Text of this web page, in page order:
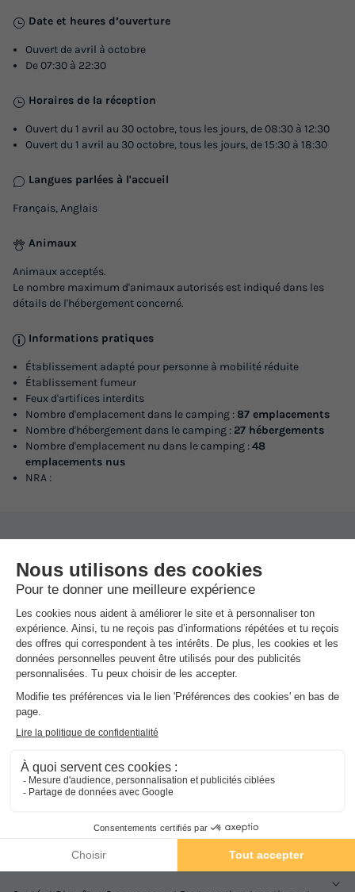
Date et heures d’ouverture
Ouvert de avril à octobre
De 07:30 à 22:30
Horaires de la réception
Ouvert du 1 avril au 30 octobre, tous les jours, de 08:30 à 12:30
Ouvert du 1 avril au 30 octobre, tous les jours, de 15:30 à 18:30
Langues parlées à l'accueil
Français, Anglais
Animaux
Animaux acceptés.
Le nombre maximum d'animaux autorisés est indiqué dans les
détails de l'hébergement concerné.
Informations pratiques
Établissement adapté pour personne à mobilité réduite
Établissement fumeur
Feux d'artifices interdits
Nombre d'emplacement dans le camping :87 emplacements
Nombre d'hébergement dans le camping : 27 hébergements
Nombre d'emplacement nu dans le camping :48
emplacements nus
NRA :
à titre indicatif, ils seront à régler sur place)
Le camping dispose d'un espace aqua'ludique avec deux
toboggans de 6 m et un grand bassin de réception. Ce dernier est
indépendant du bassin de détente et de nage qui est de 11m x 9m x
60 cm. Les shorts de bain ne sont pas admis.
Activités et animations proposées
Espace aquatique, Animations, Sports et Loisirs
Services sur place et à proximité